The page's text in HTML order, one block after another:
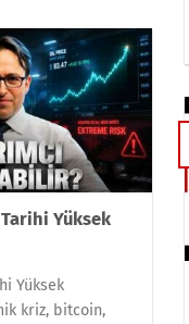
Yüksek
Yüksek
kriz, bitcoin,